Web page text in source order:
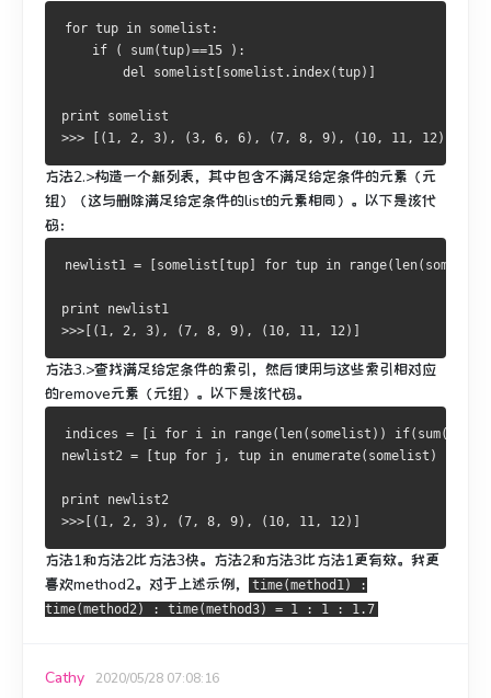
for tup in somelist :
if
( sum(tup)==15
):
del somelist somelist . index(tup)]
print
>>>
[( 1, 2, 3), (3, 6, 6), (7, 8, 9), ( 10, 11, 12)]
方法2.>构造一个新列表，其中包含不满足给定条件的元素（元
组）（这与删除满足给定条件的list的元素相同）。 以下是该代
码：
newlist1 = somelist tup for tup in range( len( somelist
print
>>>[( 1, 2, 3), (7, 8, 9), ( 10, 11, 12)]
方法3.>查找满足给定条件的索引，然后使用与这些索引相对应
的remove元素（元组）。 以下是该代码。
indices = i for i in range( len( somelist )) if( sum(
newlist2 = tup for j , tup in enumerate( somelist )
print
>>>[( 1, 2, 3), (7, 8, 9), ( 10, 11, 12)]
方法1和方法2比方法3快。 方法2和方法3比方法1更有效。 我更
喜欢method2。 对于上述示例，
time(method1) :
time(method2) : time(method3) = 1 : 1 : 1.7
Cathy 2020/05/28 07:08:16